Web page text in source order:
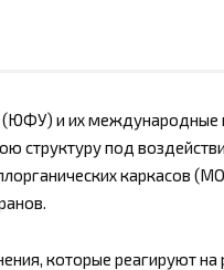
(ЮФУ) и их международные
структуру под
каркасов
которые реагируют на